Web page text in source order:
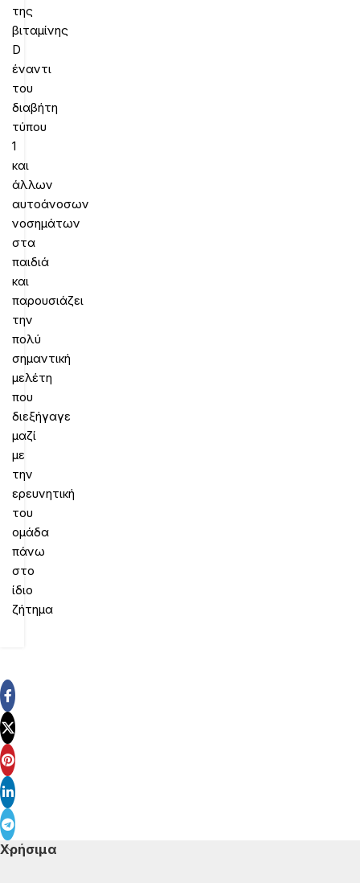
της
βιταμίνης
D
έναντι
του
διαβήτη
τύπου
1
και
άλλων
αυτοάνοσων
νοσημάτων
στα
παιδιά
και
παρουσιάζει
την
πολύ
σημαντική
μελέτη
που
διεξήγαγε
μαζί
με
την
ερευνητική
του
ομάδα
πάνω
στο
ίδιο
ζήτημα
Χρήσιμα